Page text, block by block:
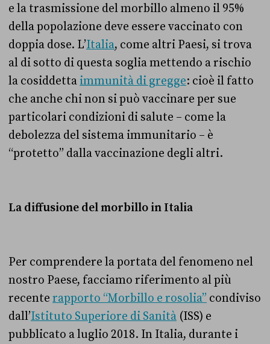
e la trasmissione del morbillo almeno il 95%
della popolazione deve essere vaccinato con
doppia dose. L’Italia, come altri Paesi, si trova
al di sotto di questa soglia mettendo a rischio
la cosiddetta immunità di gregge: cioè il fatto
che anche chi non si può vaccinare per sue
particolari condizioni di salute – come la
debolezza del sistema immunitario – è
“protetto” dalla vaccinazione degli altri.
La diffusione del morbillo in Italia
Per comprendere la portata del fenomeno nel
nostro Paese, facciamo riferimento al più
recente rapporto “Morbillo e rosolia” condiviso
dall’Istituto Superiore di Sanità (ISS) e
pubblicato a luglio 2018. In Italia, durante i